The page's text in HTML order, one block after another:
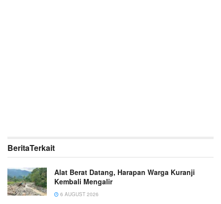
BeritaTerkait
Alat Berat Datang, Harapan Warga Kuranji
Kembali Mengalir
6 AUGUST 2026